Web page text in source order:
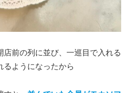
店前の列に並び、一巡目で入れる
るようになったから